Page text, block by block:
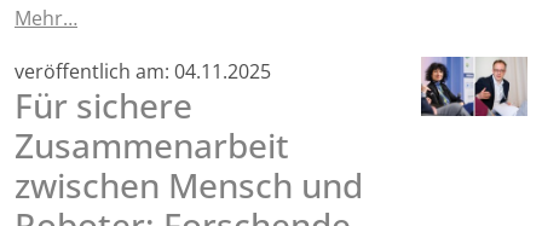
Mehr…
veröffentlich am: 04.11.2025
Für sichere
Zusammenarbeit
zwischen Mensch und